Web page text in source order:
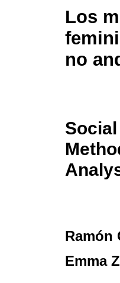
Los
no
Ramón
Emma